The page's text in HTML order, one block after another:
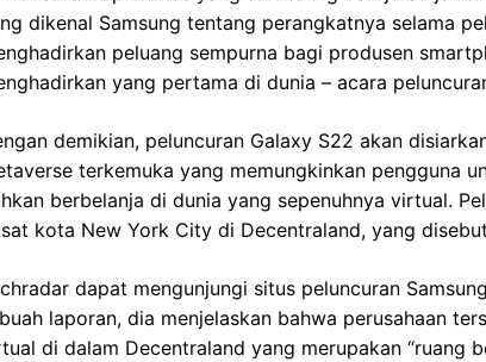
dikenal Samsung tentang perangkatnya selama
peluang sempurna bagi produsen
yang pertama di dunia – acara
demikian, peluncuran Galaxy S22 akan
terkemuka yang memungkinkan pengguna
berbelanja di dunia yang sepenuhnya virtual.
kota New York City di Decentraland, yang
dapat mengunjungi situs peluncuran
laporan, dia menjelaskan bahwa perusahaan
di dalam Decentraland yang merupakan “ruang